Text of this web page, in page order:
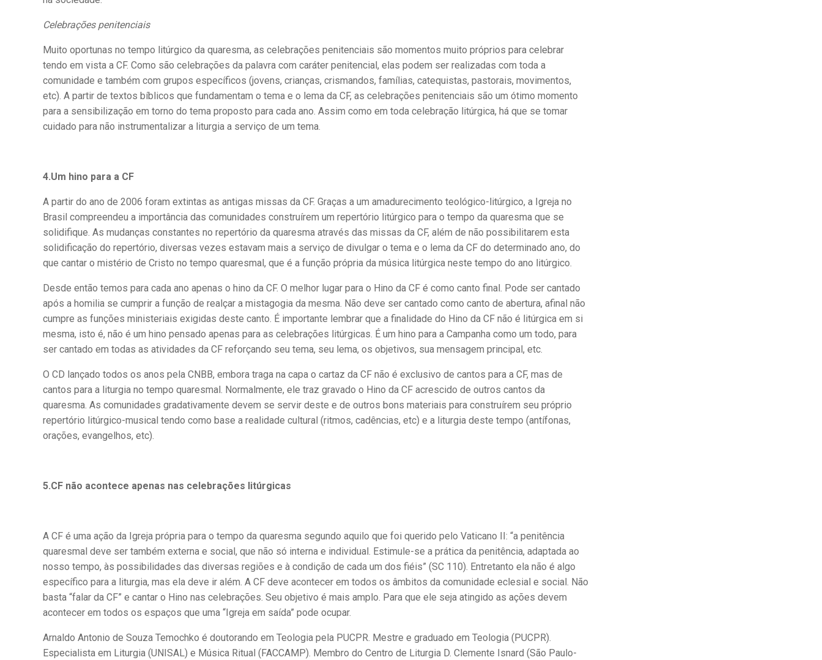
Celebrações penitenciais
Muito oportunas no tempo litúrgico da quaresma, as celebrações penitenciais são momentos muito próprios para celebrar
tendo em vista a CF. Como são celebrações da palavra com caráter penitencial, elas podem ser realizadas com toda a
comunidade e também com grupos específicos (jovens, crianças, crismandos, famílias, catequistas, pastorais, movimentos,
etc). A partir de textos bíblicos que fundamentam o tema e o lema da CF, as celebrações penitenciais são um ótimo momento
para a sensibilização em torno do tema proposto para cada ano. Assim como em toda celebração litúrgica, há que se tomar
cuidado para não instrumentalizar a liturgia a serviço de um tema.
4.Um hino para a CF
A partir do ano de 2006 foram extintas as antigas missas da CF. Graças a um amadurecimento teológico-litúrgico, a Igreja no
Brasil compreendeu a importância das comunidades construírem um repertório litúrgico para o tempo da quaresma que se
solidifique. As mudanças constantes no repertório da quaresma através das missas da CF, além de não possibilitarem esta
solidificação do repertório, diversas vezes estavam mais a serviço de divulgar o tema e o lema da CF do determinado ano, do
que cantar o mistério de Cristo no tempo quaresmal, que é a função própria da música litúrgica neste tempo do ano litúrgico.
Desde então temos para cada ano apenas o hino da CF. O melhor lugar para o Hino da CF é como canto final. Pode ser cantado
após a homilia se cumprir a função de realçar a mistagogia da mesma. Não deve ser cantado como canto de abertura, afinal não
cumpre as funções ministeriais exigidas deste canto. É importante lembrar que a finalidade do Hino da CF não é litúrgica em si
mesma, isto é, não é um hino pensado apenas para as celebrações litúrgicas. É um hino para a Campanha como um todo, para
ser cantado em todas as atividades da CF reforçando seu tema, seu lema, os objetivos, sua mensagem principal, etc.
O CD lançado todos os anos pela CNBB, embora traga na capa o cartaz da CF não é exclusivo de cantos para a CF, mas de
cantos para a liturgia no tempo quaresmal. Normalmente, ele traz gravado o Hino da CF acrescido de outros cantos da
quaresma. As comunidades gradativamente devem se servir deste e de outros bons materiais para construírem seu próprio
repertório litúrgico-musical tendo como base a realidade cultural (ritmos, cadências, etc) e a liturgia deste tempo (antífonas,
orações, evangelhos, etc).
5.CF não acontece apenas nas celebrações litúrgicas
A CF é uma ação da Igreja própria para o tempo da quaresma segundo aquilo que foi querido pelo Vaticano II: “a penitência
quaresmal deve ser também externa e social, que não só interna e individual. Estimule-se a prática da penitência, adaptada ao
nosso tempo, às possibilidades das diversas regiões e à condição de cada um dos fiéis” (SC 110). Entretanto ela não é algo
específico para a liturgia, mas ela deve ir além. A CF deve acontecer em todos os âmbitos da comunidade eclesial e social. Não
basta “falar da CF” e cantar o Hino nas celebrações. Seu objetivo é mais amplo. Para que ele seja atingido as ações devem
acontecer em todos os espaços que uma “Igreja em saída” pode ocupar.
Arnaldo Antonio de Souza Temochko é doutorando em Teologia pela PUCPR. Mestre e graduado em Teologia (PUCPR).
Especialista em Liturgia (UNISAL) e Música Ritual (FACCAMP). Membro do Centro de Liturgia D. Clemente Isnard (São Paulo-